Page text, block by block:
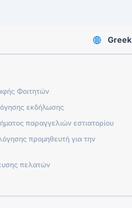
Φοιτητών
εκδήλωσης
παραγγελιών εστιατορίου
προμηθευτή για την
πελατών
Greek